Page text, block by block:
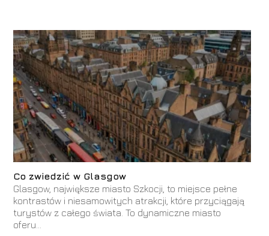
Co zwiedzić w Glasgow
Glasgow, największe miasto Szkocji, to miejsce pełne
kontrastów i niesamowitych atrakcji, które przyciągają
turystów z całego świata. To dynamiczne miasto
oferu...